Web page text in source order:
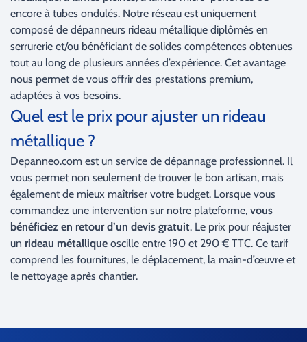
encore à tubes ondulés. Notre réseau est uniquement
composé de dépanneurs rideau métallique diplômés en
serrurerie et/ou bénéficiant de solides compétences obtenues
tout au long de plusieurs années d’expérience. Cet avantage
nous permet de vous offrir des prestations premium,
adaptées à vos besoins.
Quel est le prix pour ajuster un rideau
métallique ?
Depanneo.com est un service de dépannage professionnel. Il
vous permet non seulement de trouver le bon artisan, mais
également de mieux maîtriser votre budget. Lorsque vous
commandez une intervention sur notre plateforme, vous
bénéficiez en retour d’un devis gratuit. Le prix pour réajuster
un rideau métallique oscille entre 190 et 290 € TTC. Ce tarif
comprend les fournitures, le déplacement, la main-d’œuvre et
le nettoyage après chantier.